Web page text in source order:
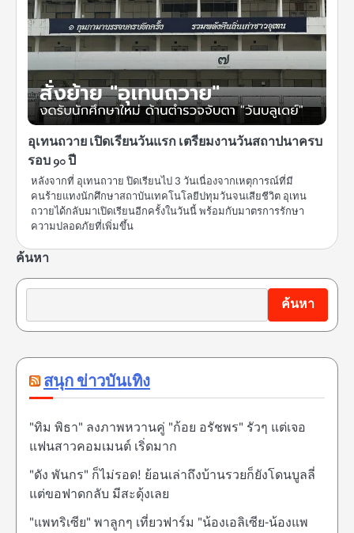
อุเทนถวาย เปิดเรียนวันแรก เตรียมงานวันสถาปนาครบ
รอบ 90 ปี
หลังจากที่ อุเทนถวาย ปิดเรียนไป 3 วันเนื่องจากเหตุการณ์ที่มี
คนร้ายแทงนักศึกษาสถาบันเทคโนโลยีปทุมวันจนเสียชีวิต อุเทน
ถวายได้กลับมาเปิดเรียนอีกครั้งในวันนี้ พร้อมกับมาตรการรักษา
ความปลอดภัยที่เพิ่มขึ้น
ค้นหา
ค้นหา
สนุก ข่าวบันเทิง
"ทิม พิธา" ลงภาพหวานคู่ "ก้อย อรัชพร" รัวๆ แต่เจอ
แฟนสาวคอมเมนต์ เริ่ดมาก
"ดัง พันกร" ก็ไม่รอด! ย้อนเล่าถึงบ้านรวยก็ยังโดนบูลลี่
แต่ขอฟาดกลับ มีสะดุ้งเลย
"แพทริเซีย" พาลูกๆ เที่ยวฟาร์ม "น้องเอลิเซีย-น้องแพ